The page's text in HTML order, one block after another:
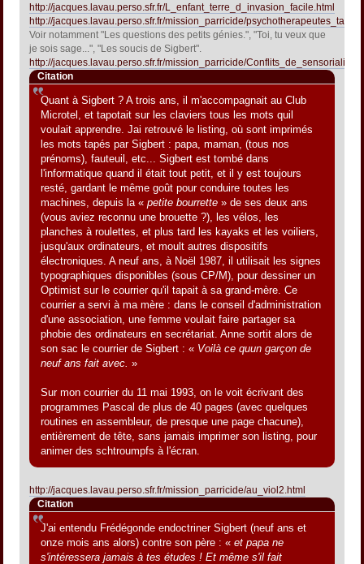
http://jacques.lavau.perso.sfr.fr/L_enfant_terre_d_invasion_facile.html
http://jacques.lavau.perso.sfr.fr/mission_parricide/
Voir notamment "Les questions des petits génies.", "Toi, tu veux que
je sois sage...", "Les soucis de Sigbert".
http://jacques.lavau.perso.sfr.fr/mission_parricide/
Citation
Quant à Sigbert ? A trois ans, il m'accompagnait au Club
Microtel, et tapotait sur les claviers tous les mots quil
voulait apprendre. Jai retrouvé le listing, où sont imprimés
les mots tapés par Sigbert : papa, maman, (tous nos
prénoms), fauteuil, etc... Sigbert est tombé dans
l'informatique quand il était tout petit, et il y est toujours
resté, gardant le même goût pour conduire toutes les
machines, depuis la «petite bourrette » de ses deux ans
(vous aviez reconnu une brouette ?), les vélos, les
planches à roulettes, et plus tard les kayaks et les voiliers,
jusqu'aux ordinateurs, et moult autres dispositifs
électroniques. A neuf ans, à Noël 1987, il utilisait les signes
typographiques disponibles (sous CP/M), pour dessiner un
Optimist sur le courrier qu'il tapait à sa grand-mère. Ce
courrier a servi à ma mère : dans le conseil d'administration
d'une association, une femme voulait faire partager sa
phobie des ordinateurs en secrétariat. Anne sortit alors de
son sac le courrier de Sigbert : « Voilà ce quun garçon de
neuf ans fait avec. »
Sur mon courrier du 11 mai 1993, on le voit écrivant des
programmes Pascal de plus de 40 pages (avec quelques
routines en assembleur, de presque une page chacune),
entièrement de tête, sans jamais imprimer son listing, pour
animer des schtroumpfs à l'écran.
http://jacques.lavau.perso.sfr.fr/mission_parricide/au_viol2.html
Citation
J'ai entendu Frédégonde endoctriner Sigbert (neuf ans et
onze mois ans alors) contre son père : «et papa ne
s'intéressera jamais à tes études ! Et même s'il fait